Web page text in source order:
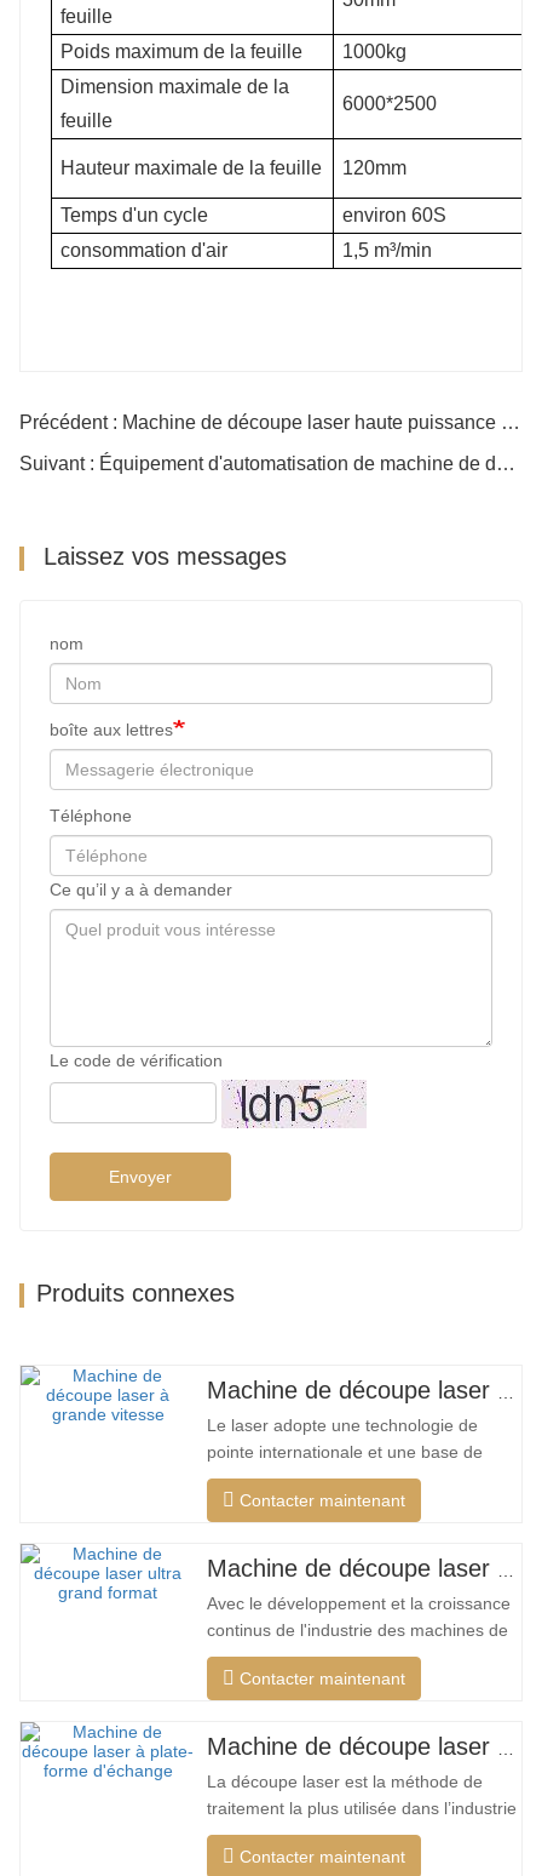
feuille
Poids maximum de la feuille
1000kg
Dimension maximale de la
feuille
6000*2500
Hauteur maximale de la feuille 120mm
Temps d'un cycle
environ 60S
consommation d'air
1,5 m³/min
Précédent : Machine de découpe laser haute puissance et grand surround
Suivant : Équipement d'automatisation de machine de découpe laser
Laissez vos messages
nom
boîte aux lettres
Téléphone
Ce qu’il y a à demander
Le code de vérification
Envoyer
Produits connexes
Le laser adopte une technologie de
pointe internationale et une base de
données de processus de découpe
unique, qui peut effectuer différentes
matériaux, optimiser la surface de
coupe, couper une plus large gamme de
matériaux, une vitesse plus rapide,
une…
Contacter maintenant
Avec le développement et la croissance
continus de l'industrie des machines de
découpe laser de mon pays, il existe de
plus en plus de types de machines de
machines de découpe laser sont
constamment enrichis, et la qualité des
produits fabriqués par les grandes…
Contacter maintenant
La découpe laser est la méthode de
traitement la plus utilisée dans l’industrie
du traitement au laser. Le faisceau
invisible remplace le couteau mécanique
Contacter maintenant